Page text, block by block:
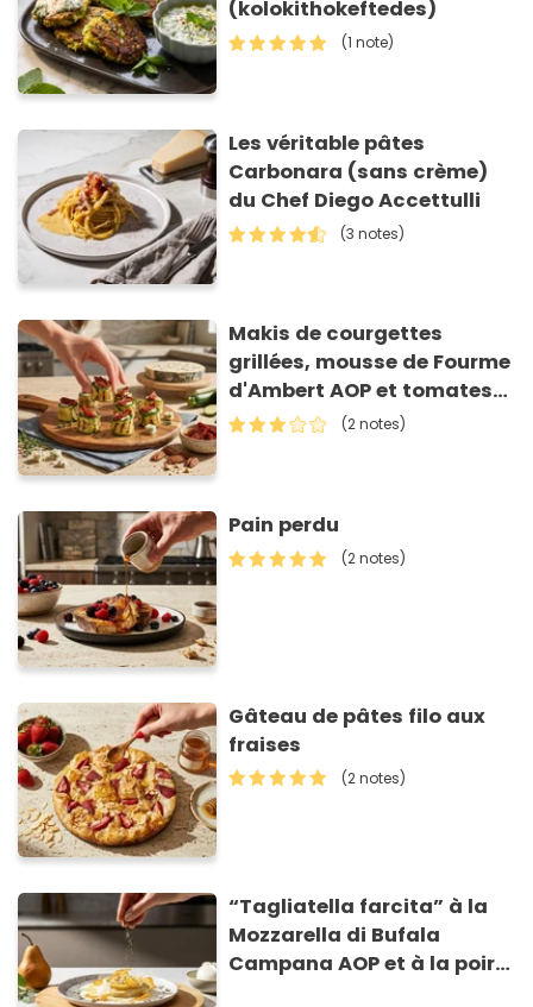
(kolokithokeftedes)
(1 note)
Les véritable pâtes
Carbonara (sans crème)
du Chef Diego Accettulli
(3 notes)
Makis de courgettes
grillées, mousse de Fourme
d'Ambert AOP et tomates
séchées
(2 notes)
Pain perdu
(2 notes)
Gâteau de pâtes filo aux
fraises
(2 notes)
“Tagliatella farcita” à la
Mozzarella di Bufala
Campana AOP et à la poire